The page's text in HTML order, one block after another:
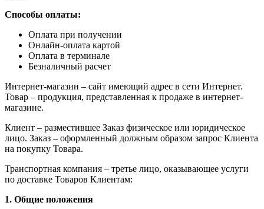
Способы оплаты:
Оплата при получении
Онлайн-оплата картой
Оплата в терминале
Безналичный расчет
Интернет-магазин – сайт имеющий адрес в сети Интернет.
Товар – продукция, представленная к продаже в интернет-
магазине.
Клиент – разместившее Заказ физическое или юридическое
лицо. Заказ – оформленный должным образом запрос Клиента
на покупку Товара.
Транспортная компания – третье лицо, оказывающее услуги
по доставке Товаров Клиентам:
1. Общие положения